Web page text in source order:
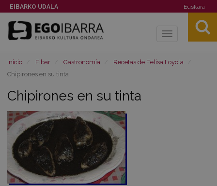
EIBARKO UDALA Euskara
Toggle
Inicio Eibar Gastronomía
Recetas de Felisa Loyola
Chipirones en su tinta
Chipirones en su tinta